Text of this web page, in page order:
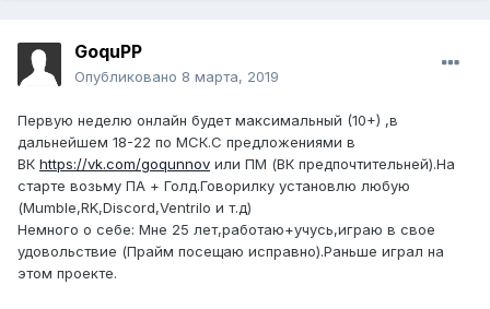
GoquPP
Опубликовано 8 марта, 2019
Первую неделю онлайн будет максимальный (10+) ,в
дальнейшем 18-22 по МСК.С предложениями в
ВК https://vk.com/goqunnov или ПМ (ВК предпочтительней).На
старте возьму ПА + Голд.Говорилку установлю любую
(Mumble,RK,Discord,Ventrilo и т.д)
Немного о себе: Мне 25 лет,работаю+учусь,играю в свое
удовольствие (Прайм посещаю исправно).Раньше играл на
этом проекте.